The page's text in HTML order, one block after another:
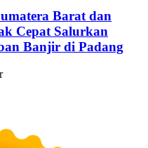
Barat dan
Cepat Salurkan
Banjir di Padang